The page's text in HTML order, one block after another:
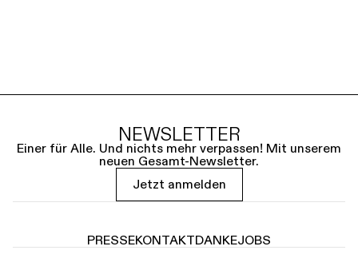
NEWSLETTER
Einer für Alle. Und nichts mehr verpassen! Mit unserem
neuen Gesamt-Newsletter.
Jetzt anmelden
PRESSEKONTAKTDANKEJOBS